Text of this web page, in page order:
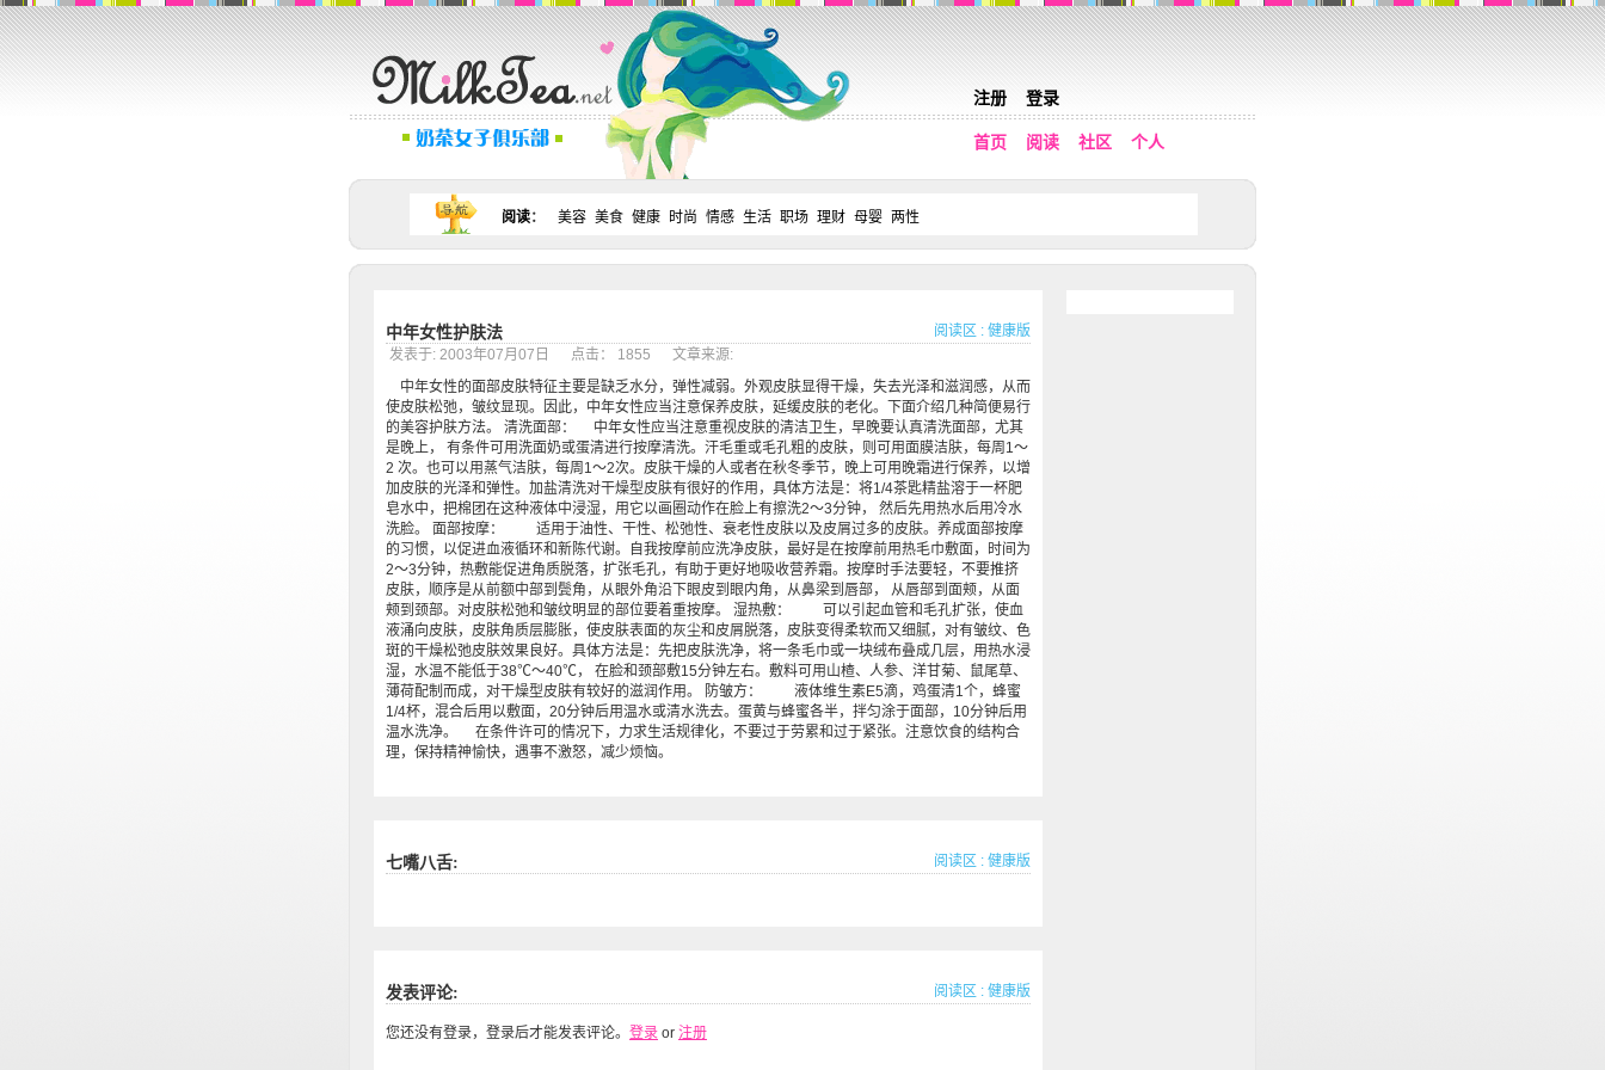
注册 登录
首页 阅读 社区 个人
阅读： 美容 美食 健康 时尚 情感 生活 职场 理财 母婴 两性
中年女性护肤法 阅读区 : 健康版
发表于: 2003年07月07日 点击： 1855 文章来源:
中年女性的面部皮肤特征主要是缺乏水分，弹性减弱。外观皮肤显得干燥，失去光泽和滋润感，从而
使皮肤松弛，皱纹显现。因此，中年女性应当注意保养皮肤，延缓皮肤的老化。下面介绍几种简便易行
的美容护肤方法。 清洗面部： 中年女性应当注意重视皮肤的清洁卫生，早晚要认真清洗面部，尤其
是晚上， 有条件可用洗面奶或蛋清进行按摩清洗。汗毛重或毛孔粗的皮肤，则可用面膜洁肤，每周1～
2 次。也可以用蒸气洁肤，每周1～2次。皮肤干燥的人或者在秋冬季节，晚上可用晚霜进行保养，以增
加皮肤的光泽和弹性。加盐清洗对干燥型皮肤有很好的作用，具体方法是：将1/4茶匙精盐溶于一杯肥
皂水中，把棉团在这种液体中浸湿，用它以画圈动作在脸上有擦洗2～3分钟， 然后先用热水后用冷水
洗脸。 面部按摩： 适用于油性、干性、松弛性、衰老性皮肤以及皮屑过多的皮肤。养成面部按摩
的习惯，以促进血液循环和新陈代谢。自我按摩前应洗净皮肤，最好是在按摩前用热毛巾敷面，时间为
2～3分钟，热敷能促进角质脱落，扩张毛孔，有助于更好地吸收营养霜。按摩时手法要轻，不要推挤
皮肤，顺序是从前额中部到鬓角，从眼外角沿下眼皮到眼内角，从鼻梁到唇部， 从唇部到面颊，从面
颊到颈部。对皮肤松弛和皱纹明显的部位要着重按摩。 湿热敷： 可以引起血管和毛孔扩张，使血
液涌向皮肤，皮肤角质层膨胀，使皮肤表面的灰尘和皮屑脱落，皮肤变得柔软而又细腻，对有皱纹、色
斑的干燥松弛皮肤效果良好。具体方法是：先把皮肤洗净，将一条毛巾或一块绒布叠成几层，用热水浸
湿，水温不能低于38℃～40℃， 在脸和颈部敷15分钟左右。敷料可用山楂、人参、洋甘菊、鼠尾草、
薄荷配制而成，对干燥型皮肤有较好的滋润作用。 防皱方： 液体维生素E5滴，鸡蛋清1个，蜂蜜
1/4杯，混合后用以敷面，20分钟后用温水或清水洗去。蛋黄与蜂蜜各半，拌匀涂于面部，10分钟后用
温水洗净。 在条件许可的情况下，力求生活规律化，不要过于劳累和过于紧张。注意饮食的结构合
理，保持精神愉快，遇事不激怒，减少烦恼。
七嘴八舌: 阅读区 : 健康版
发表评论: 阅读区 : 健康版
您还没有登录，登录后才能发表评论。 登录 or 注册